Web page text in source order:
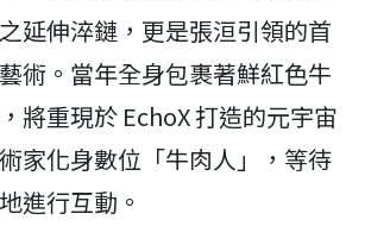
之延伸淬鏈，更是張洹引領的首
術。當年全身包裹著鮮紅色牛
將重現於 EchoX 打造的元宇宙
家化身數位「牛肉人」，等待
進行互動。